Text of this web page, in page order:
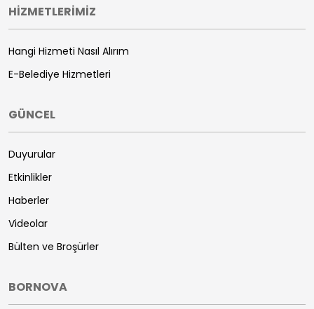
HİZMETLERİMİZ
Hangi Hizmeti Nasıl Alırım
E-Belediye Hizmetleri
GÜNCEL
Duyurular
Etkinlikler
Haberler
Videolar
Bülten ve Broşürler
BORNOVA